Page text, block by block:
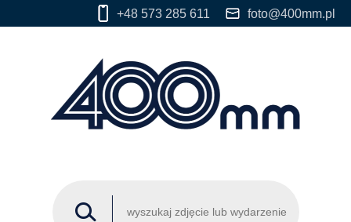
+48 573 285 611 foto@400mm.pl